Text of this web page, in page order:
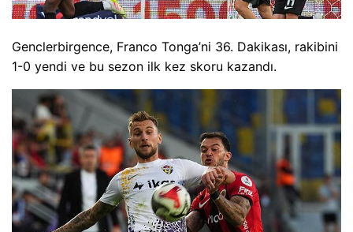
Genclerbirgence, Franco Tonga’ni 36. Dakikası, rakibini
1-0 yendi ve bu sezon ilk kez skoru kazandı.